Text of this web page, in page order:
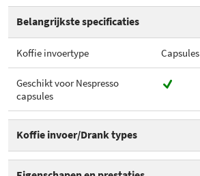
Belangrijkste specificaties
Koffie invoertype Capsules
Geschikt voor Nespresso
capsules
Koffie invoer/Drank types